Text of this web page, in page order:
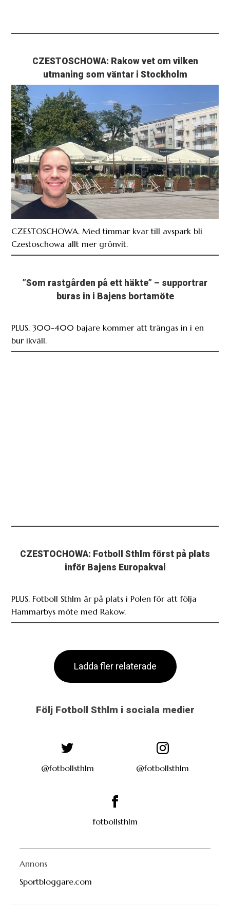
CZESTOSCHOWA: Rakow vet om vilken
utmaning som väntar i Stockholm
CZESTOSCHOWA. Med timmar kvar till avspark bli
Czestoschowa allt mer grönvit.
”Som rastgården på ett häkte” – supportrar
buras in i Bajens bortamöte
PLUS. 300-400 bajare kommer att trängas in i en
bur ikväll.
CZESTOCHOWA: Fotboll Sthlm först på plats
inför Bajens Europakval
PLUS. Fotboll Sthlm är på plats i Polen för att följa
Hammarbys möte med Rakow.
Ladda fler relaterade
Följ Fotboll Sthlm i sociala medier
@fotbollsthlm @fotbollsthlm
fotbollsthlm
Annons
Sportbloggare.com